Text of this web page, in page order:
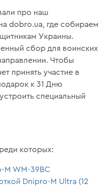
про наш
dobro.ua, где собираем
Украины.
сбор для воинских
Чтобы
принять участие в
к 31 Дню
специальный
которых:
M WM-39ВС
Dnipro-M Ultra (12